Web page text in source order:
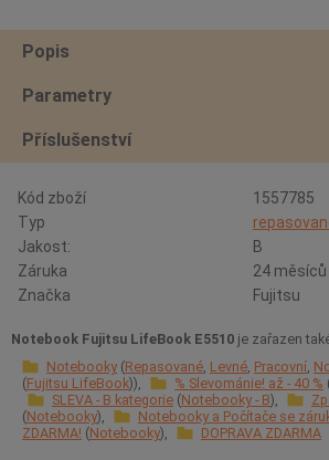
Popis
Parametry
Příslušenství
Kód zboží
1557785
Typ
Jakost:
B
Záruka
24 měsíců
Značka
Fujitsu
Notebook Fujitsu LifeBook E5510 je zařazen
Notebooky Repasované Levné Pracovní
Fujitsu LifeBook
% Slevománie! až - 40 %
SLEVA - B kategorie Notebooky - B
Notebooky
Notebooky a Počítače se
ZDARMA! Notebooky DOPRAVA ZDARMA